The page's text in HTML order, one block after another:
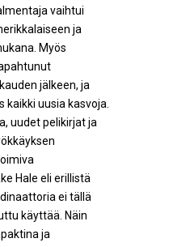
vaihtui
ja
Myös
jälkeen, ja
kaikki uusia kasvoja.
uudet pelikirjat ja
Hale eli erillistä
ei tällä
käyttää. Näin
ja